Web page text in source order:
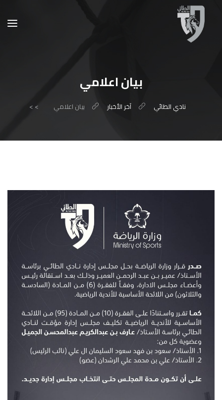
بيان اعلامي
نادي الطائي > آخر الأخبار > بيان اعلامي